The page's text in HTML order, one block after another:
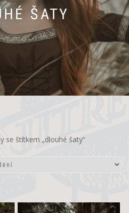
ŠATY
se štítkem „dlouhé šaty“
This